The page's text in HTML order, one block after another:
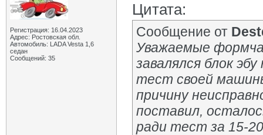
Регистрация: 16.04.2023
Адрес: Ростовская обл.
Автомобиль: LADA Vesta 1,6
седан
Сообщений: 35
Цитата:
Сообщение от
Уважаемые
завалялся блок
тест своей
причину
поставил,
ради тест за 15-